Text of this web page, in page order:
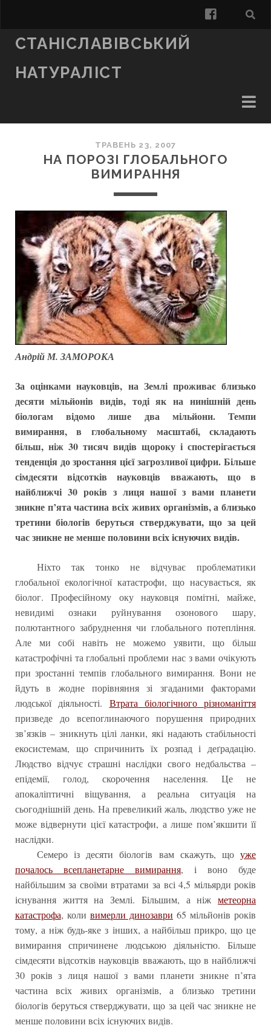
facebook
СТАНІСЛАВІВСЬКИЙ
НАТУРАЛІСТ
ТРАВЕНЬ 23, 2007
НА ПОРОЗІ ГЛОБАЛЬНОГО
ВИМИРАННЯ
Андрій М. ЗАМОРОКА
За оцінками науковців, на Землі проживає близько
десяти мільйонів видів, тоді як на нинішній день
біологам відомо лише два мільйони. Темпи
вимирання, в глобальному масштабі, складають
більш, ніж 30 тисяч видів щороку і спостерігається
тенденція до зростання цієї загрозливої цифри.Більше
сімдесяти відсотків науковців вважають, що в
найближчі 30 років з лиця нашої з вами планети
зникне п’ята частина всіх живих організмів, а близько
третини біологів беруться стверджувати, що за цей
час зникне не менше половини всіх існуючих видів.
Ніхто так тонко не відчуває проблематики
глобальної екологічної катастрофи, що насувається, як
біолог. Професійному оку науковця помітні, майже,
невидимі ознаки руйнування озонового шару,
полютантного забруднення чи глобального потепління.
Але ми собі навіть не можемо уявити, що більш
катастрофічні та глобальні проблеми нас з вами очікують
при зростанні темпів глобального вимирання. Вони не
йдуть в жодне порівняння зі згаданими факторами
людської діяльності. Втрата біологічного різноманіття
призведе до всепоглинаючого порушення природних
зв’язків – зникнуть цілі ланки, які надають стабільності
екосистемам, що спричинить їх розпад і деґрадацію.
Людство відчує страшні наслідки свого недбальства –
епідемії, голод, скорочення населення. Це не
апокаліптичні віщування, а реальна ситуація на
сьогоднішній день. На превеликий жаль, людство уже не
може відвернути цієї катастрофи, а лише пом’якшити її
наслідки.
Семеро із десяти біологів вам скажуть, щоуже
почалось всепланетарне вимирання, і воно буде
найбільшим за своїми втратами за всі 4,5 мільярди років
існування життя на Землі. Більшим, а ніжметеорна
катастрофа, коли вимерли динозаври 65 мільйонів років
тому, а ніж будь-яке з інших, а найбільш прикро, що це
вимирання спричинене людською діяльністю. Більше
сімдесяти відсотків науковців вважають, що в найближчі
30 років з лиця нашої з вами планети зникне п’ята
частина всіх живих організмів, а близько третини
біологів беруться стверджувати, що за цей час зникне не
менше половини всіх існуючих видів.